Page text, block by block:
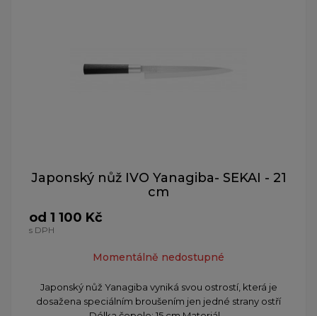
Japonský nůž IVO Yanagiba- SEKAI - 21
cm
od 1 100 Kč
s DPH
Momentálně nedostupné
Japonský nůž Yanagiba vyniká svou ostrostí, která je
dosažena speciálním broušením jen jedné strany ostří